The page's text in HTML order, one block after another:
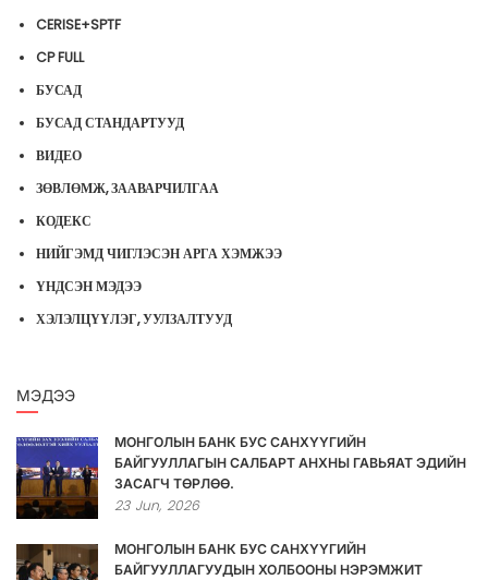
CERISE+SPTF
CP FULL
БУСАД
БУСАД СТАНДАРТУУД
ВИДЕО
ЗӨВЛӨМЖ, ЗААВАРЧИЛГАА
КОДЕКС
НИЙГЭМД ЧИГЛЭСЭН АРГА ХЭМЖЭЭ
ҮНДСЭН МЭДЭЭ
ХЭЛЭЛЦҮҮЛЭГ, УУЛЗАЛТУУД
МЭДЭЭ
МОНГОЛЫН БАНК БУС САНХҮҮГИЙН
БАЙГУУЛЛАГЫН САЛБАРТ АНХНЫ ГАВЬЯАТ ЭДИЙН
ЗАСАГЧ ТӨРЛӨӨ.
23 Jun, 2026
МОНГОЛЫН БАНК БУС САНХҮҮГИЙН
БАЙГУУЛЛАГУУДЫН ХОЛБООНЫ НЭРЭМЖИТ